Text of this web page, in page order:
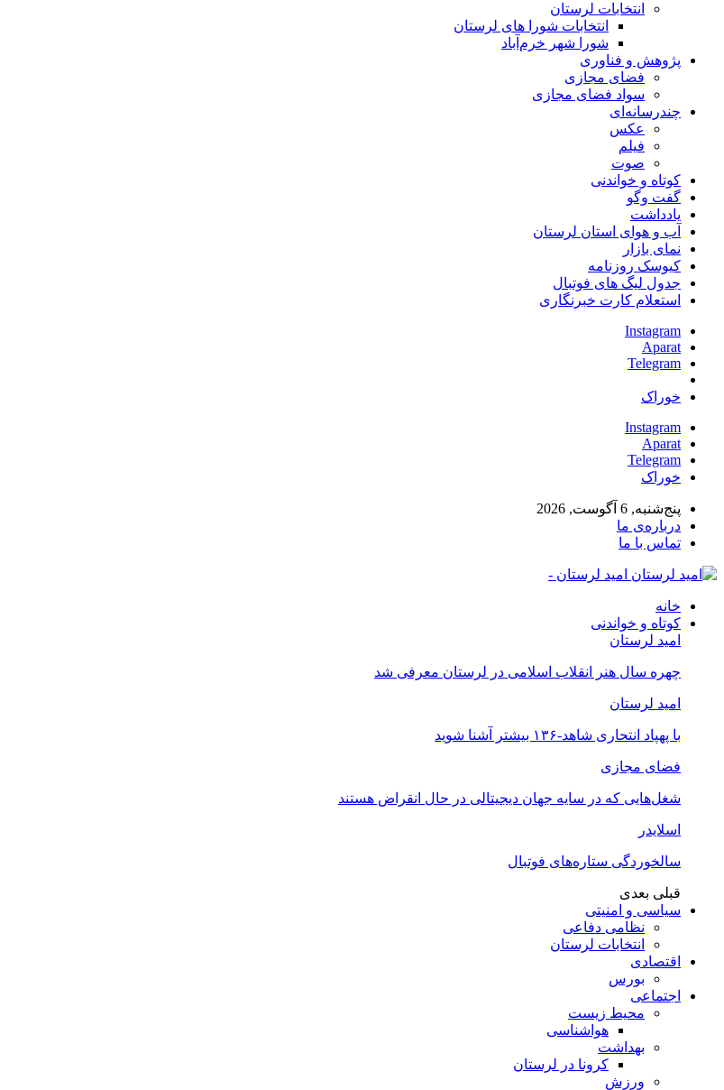
انتخابات لرستان
انتخابات شورا های لرستان
شورا شهر خرم‌آباد
پژوهش و فناوری
فضای مجازی
سواد فضای مجازی
چندرسانه‌ای
عكس
فیلم
صوت
کوتاه و خواندنی
گفت وگو
یادداشت
آب و هوای استان لرستان
نمای بازار
کیوسک روزنامه
جدول لیگ های فوتبال
استعلام کارت خبرنگاری
Instagram
Aparat
Telegram
خوراک
Instagram
Aparat
Telegram
خوراک
پنج‌شنبه, 6 آگوست, 2026
درباره‌ی ما
تماس با ما
امید لرستان -
خانه
کوتاه و خواندنی
امید لرستان
چهره سال هنر انقلاب اسلامی در لرستان معرفی شد
امید لرستان
با پهپاد انتحاری شاهد-۱۳۶ بیشتر آشنا شوید
فضای مجازی
شغل‌‌هایی که در سایه جهان دیجیتالی در حال انقراض هستند
اسلایدر
سالخوردگی ستاره‌های فوتبال
قبلی بعدی
سیاسی و امنیتی
نظامی دفاعی
انتخابات لرستان
اقتصادی
بورس
اجتماعی
محیط زیست
هواشناسی
بهداشت
کرونا در لرستان
ورزش